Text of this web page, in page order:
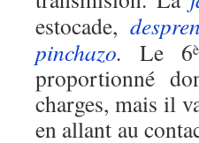
estocade,
pinchazo. Le 6
proportionné
charges, mais il
en allant au